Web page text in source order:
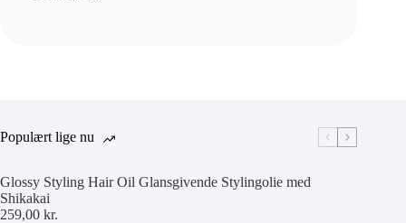
Populært lige nu
Glossy Styling Hair Oil Glansgivende Stylingolie med
Shikakai
259,00 kr.